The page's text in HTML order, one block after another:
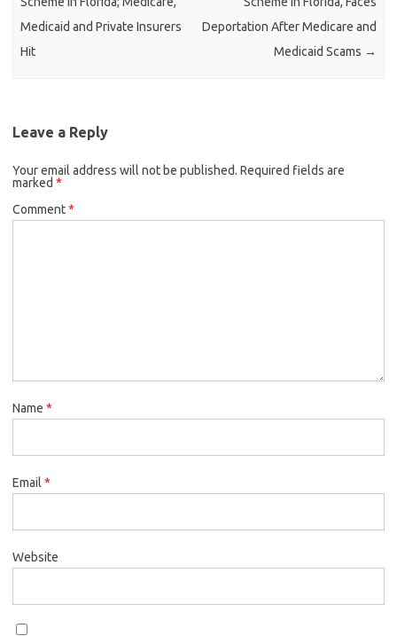
Medicaid and Private Insurers
Hit
Deportation After Medicare and
Medicaid Scams →
Leave a Reply
Your email address will not be published. Required fields are
marked *
Comment*
Name *
Email *
Website